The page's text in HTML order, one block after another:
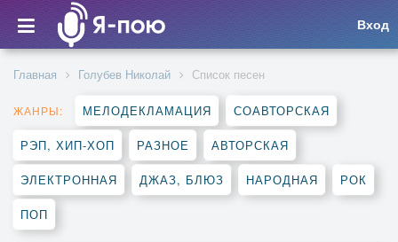
Вход
Главная Голубев Николай Список песен
ЖАНРЫ: МЕЛОДЕКЛАМАЦИЯ СОАВТОРСКАЯ
РЭП, ХИП-ХОП РАЗНОЕ АВТОРСКАЯ
ЭЛЕКТРОННАЯ ДЖАЗ, БЛЮЗ НАРОДНАЯ РОК
ПОП